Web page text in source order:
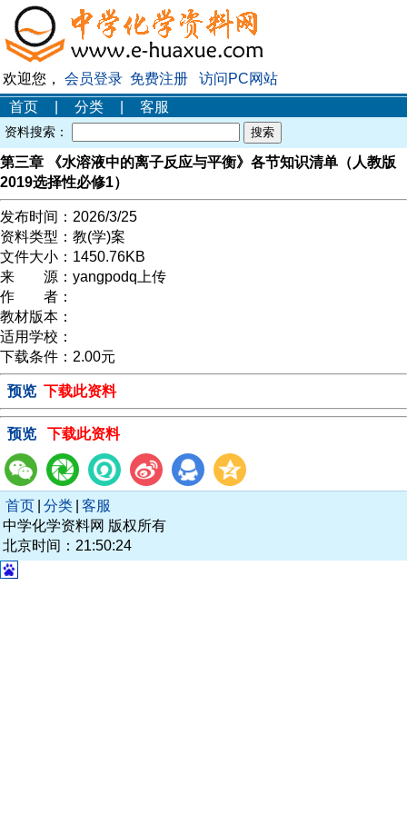
欢迎您， 会员登录 免费注册
访问PC网站
首页
分类 客服
资料搜索：
第三章 《水溶液中的离子反应与平衡》各节知识清单（人教版
2019选择性必修1）
发布时间： 2026/3/25
资料类型： 教(学)案
文件大小： 1450.76KB
来 源： yangpodq上传
作 者：
教材版本：
适用学校：
下载条件： 2.00元
预览 下载此资料
预览 下载此资料
首页 分类 客服
中学化学资料网 版权所有
北京时间：21:50:24